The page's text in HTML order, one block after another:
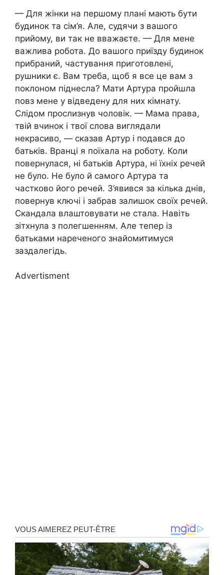
— Для жінки на першому плані мають бути
будинок та сім’я. Але, судячи з вашого
прийому, ви так не вважаєте. — Для мене
важлива робота. До вашого приїзду будинок
прибраний, частування приготовлені,
рушники є. Вам треба, щоб я все це вам з
поклоном піднесла? Мати Артура пройшла
повз мене у відведену для них кімнату.
Слідом прослизнув чоловік. — Мама права,
твій вчинок і твої слова виглядали
некрасиво, — сказав Артур і подався до
батьків. Вранці я поїхала на роботу. Коли
повернулася, ні батьків Артура, ні їхніх речей
не було. Не було й самого Артура та
частково його речей. З’явився за кілька днів,
повернув ключі і забрав залишок своїх речей.
Скандала влаштовувати не стала. Навіть
зітхнула з полегшенням. Але тепер із
батьками нареченого знайомитимуся
заздалегідь.
Advertisment